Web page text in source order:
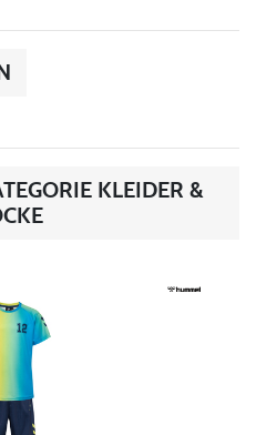
KLEIDER &